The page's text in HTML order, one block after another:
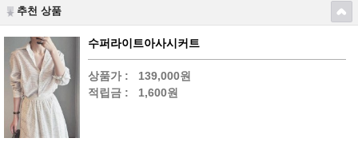
추천 상품
수퍼라이트아사시커트
상품가 :
139,000원
적립금 :
1,600원